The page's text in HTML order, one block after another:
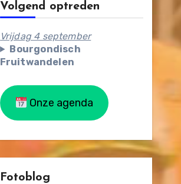
Volgend optreden
Vrijdag 4 september
Bourgondisch
Fruitwandelen
Onze agenda
Fotoblog